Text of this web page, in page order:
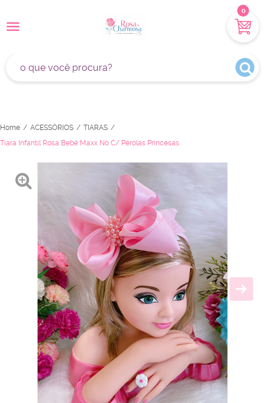
0
Home ACESSÓRIOS
TIARAS
Tiara Infantil Rosa Bebê Maxx Nó C/ Pérolas Princesas